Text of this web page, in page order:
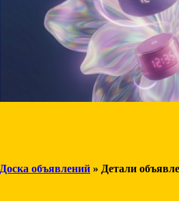
Доска объявлений » Детали